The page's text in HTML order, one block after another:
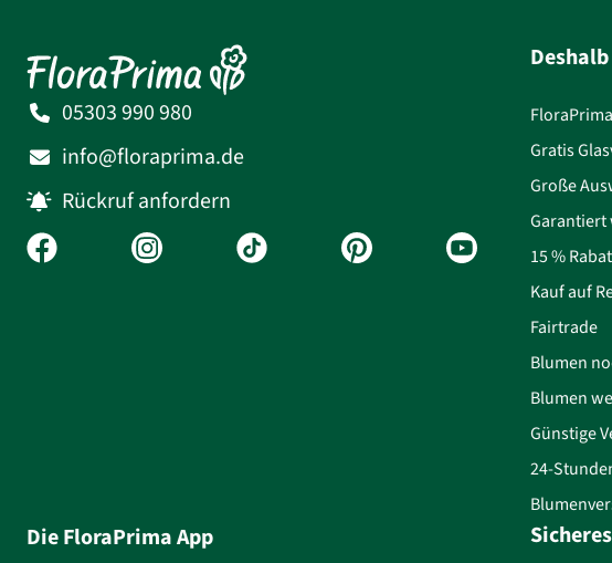
05303 990 980
info@floraprima.de
Rückruf anfordern
Die FloraPrima App
Gratis
Große
Garantiert
15 %
Kauf auf
Fairtrade
Blumen
Blumen
Günstige
24-